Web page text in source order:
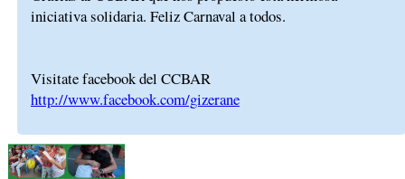
iniciativa solidaria. Feliz Carnaval a todos.
Visitate facebook del CCBAR
http://www.facebook.com/gizerane